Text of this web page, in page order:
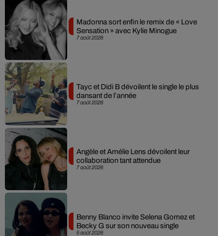
7 août 2026
Madonna sort enfin le remix de « Love
Sensation » avec Kylie Minogue
7 août 2026
Tayc et Didi B dévoilent le single le plus
dansant de l’année
7 août 2026
Angèle et Amélie Lens dévoilent leur
collaboration tant attendue
5 août 2026
Benny Blanco invite Selena Gomez et
Becky G sur son nouveau single